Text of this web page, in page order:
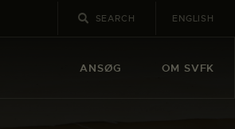
ENGLISH
ANSØG OM SVFK